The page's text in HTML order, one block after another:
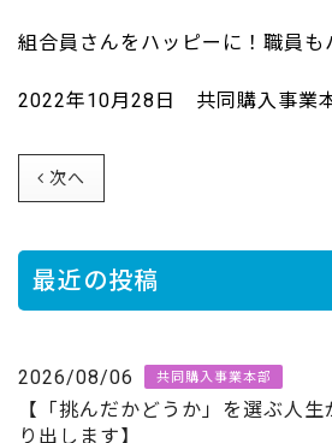
組合員さんをハッピーに！職員も
2022年10月28日 共同購入事業
次へ
最近の投稿
2026/08/06 共同購入事業本部
【「挑んだかどうか」を選ぶ人
り出します】